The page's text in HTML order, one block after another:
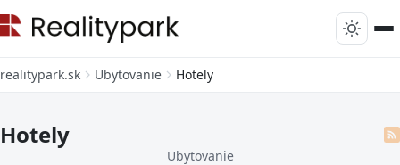
realitypark.sk Ubytovanie Hotely
Hotely
Ubytovanie